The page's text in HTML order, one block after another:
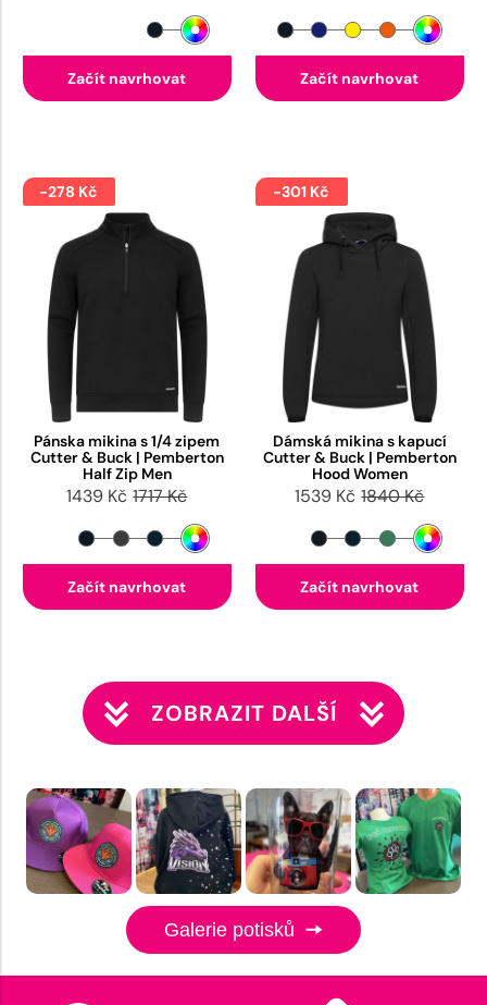
Začít navrhovat Začít navrhovat
-278 Kč
Pánska mikina s 1/4 zipem
Cutter & Buck | Pemberton
Half Zip Men
1439 Kč 1717 Kč
Začít navrhovat
-301 Kč
Dámská mikina s kapucí
Cutter & Buck | Pemberton
Hood Women
1539 Kč 1840 Kč
Začít navrhovat
ZOBRAZIT DALŠÍ
Galerie potisků